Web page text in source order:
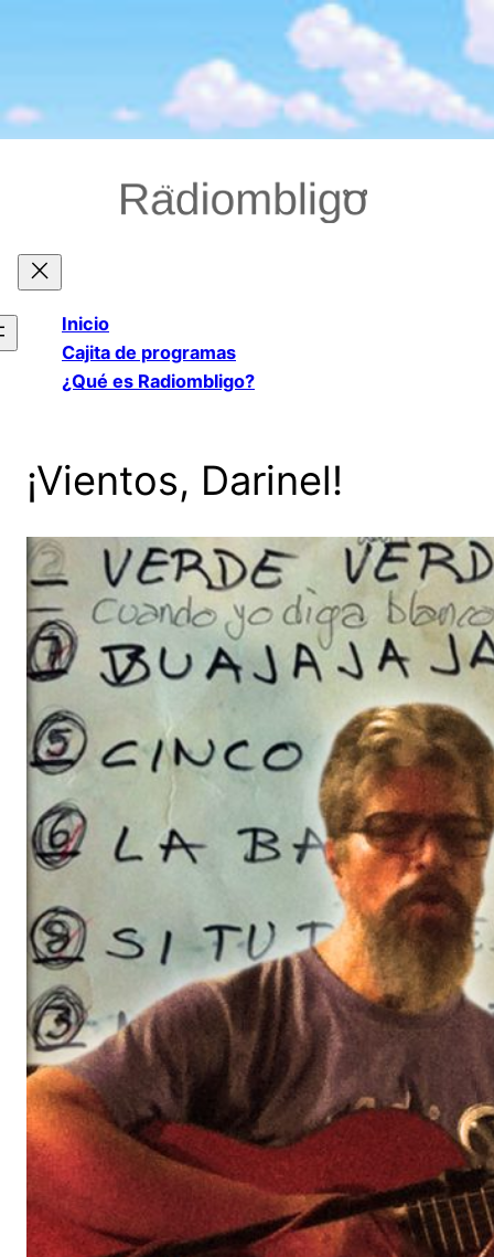
Inicio
Cajita de programas
¿Qué es Radiombligo?
¡Vientos, Darinel!